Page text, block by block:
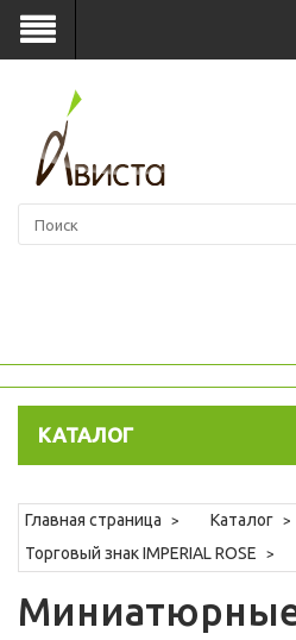
КАТАЛОГ
Главная страница Каталог
Торговый знак IMPERIAL ROSE